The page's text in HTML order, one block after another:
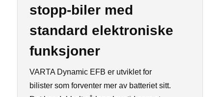
stopp-biler med
standard elektroniske
funksjoner
VARTA Dynamic EFB er utviklet for
bilister som forventer mer av batteriet sitt.